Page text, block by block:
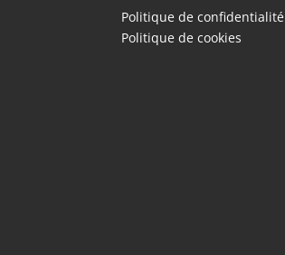
Politique de confidentialité
Politique de cookies